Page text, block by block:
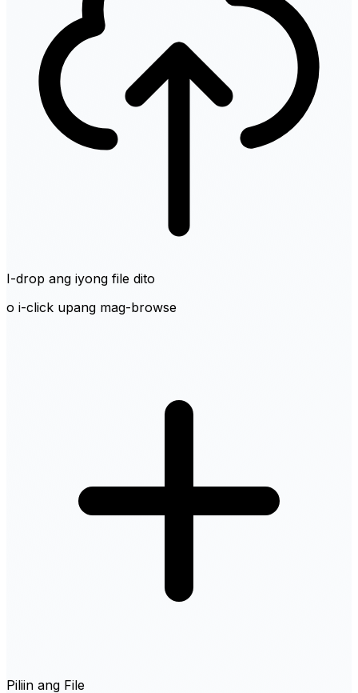
I-drop ang iyong file dito
o i-click upang mag-browse
Piliin ang File